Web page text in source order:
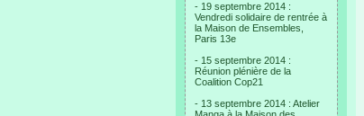
- 19 septembre 2014 :
Vendredi solidaire de rentrée à
la Maison de Ensembles,
Paris 13e
- 15 septembre 2014 :
Réunion plénière de la
Coalition Cop21
- 13 septembre 2014 : Atelier